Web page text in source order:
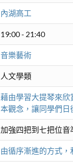
內湖高工
19:00 - 21:40
音樂藝術
人文學類
藉由學習大提琴來
本觀念，讓同學們日
加強四把到七把位音
由循序漸進的方式，